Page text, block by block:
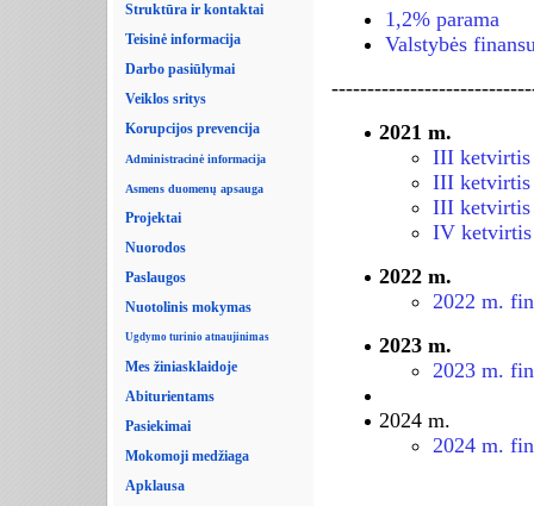
Struktūra ir kontaktai
Teisinė informacija
Darbo pasiūlymai
Veiklos sritys
Korupcijos prevencija
Administracinė informacija
Asmens duomenų apsauga
Projektai
Nuorodos
Paslaugos
Nuotolinis mokymas
Ugdymo turinio atnaujinimas
Mes žiniasklaidoje
Abiturientams
Pasiekimai
Mokomoji medžiaga
Apklausa
1,2% parama
Valstybės
2021 m.
III ketvirtis
III ketvirtis
III ketvirtis
IV ketvirtis
2022 m.
2022 m.
2023 m.
2023 m.
2024 m.
2024 m.